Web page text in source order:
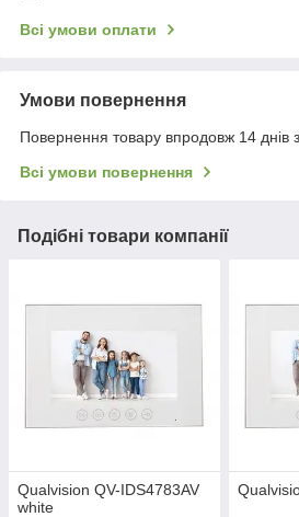
Всі умови оплати
Умови повернення
Повернення товару впродовж 14 днів
Всі умови повернення
Подібні товари компанії
Qualvision QV-IDS4783AV
white